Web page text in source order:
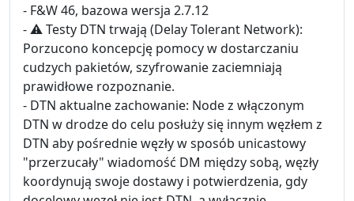
- F&W 46, bazowa wersja 2.7.12
- ⚠ Testy DTN trwają (Delay Tolerant Network):
Porzucono koncepcję pomocy w dostarczaniu
cudzych pakietów, szyfrowanie zaciemniają
prawidłowe rozpoznanie.
- DTN aktualne zachowanie: Node z włączonym
DTN w drodze do celu posłuży się innym węzłem z
DTN aby pośrednie węzły w sposób unicastowy
"przerzucały" wiadomość DM między sobą, węzły
koordynują swoje dostawy i potwierdzenia, gdy